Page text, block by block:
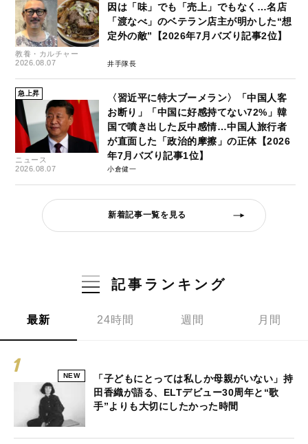
教養・カルチャー
2026.08.07
因は「味」でも「売上」でもなく…名店
「渡なべ」のベテラン店主が明かした“想
定外の敵”【2026年7月バズり記事2位】
井手隊長
急上昇
ニュース
2026.08.07
〈習近平に特大ブーメラン〉「中国人客
お断り」「中国に好感持てない72%」韓
国で噴き出した反中感情…中国人旅行者
が直面した「政治的摩擦」の正体【2026
年7月バズり記事1位】
小倉健一
新着記事一覧を見る
記事ランキング
最新 24時間 週間 月間
NEW
「子どもにとっては私しか母親がいない」持
田香織が語る、ELTデビュー30周年と“歌
手”よりも大切にしたかった時間